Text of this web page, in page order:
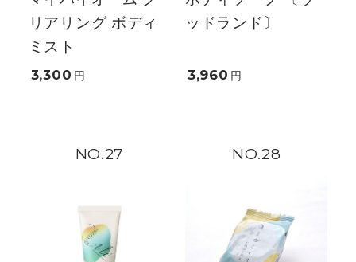
リアリング ボディ
ミスト
3,300 円
ッドランド〕
3,960 円
27 28